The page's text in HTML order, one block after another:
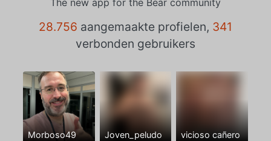
The new app for the Bear community
28.756 aangemaakte profielen, 341
verbonden gebruikers
Morboso49 Joven_peludo vicioso cañero